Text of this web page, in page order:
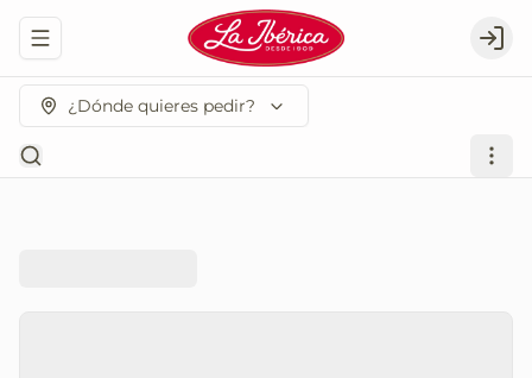
Abrir menu de navegación
¿Dónde quieres pedir?